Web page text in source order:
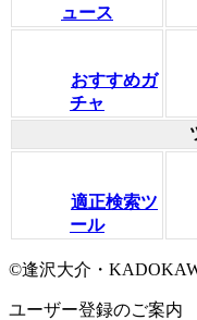
ュース
おすすめガ
チャ
適正検索ツ
ール
©逢沢大介・
ユーザー登録のご案内